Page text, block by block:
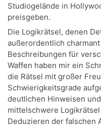
Studiogelände in
preisgeben.
Die Logikrätsel, denen
außerordentlich
Beschreibungen für
Waffen haben mir ein
die Rätsel mit großer
Schwierigkeitsgrade
deutlichen Hinweisen
mittelschwere
Deduzieren der falschen